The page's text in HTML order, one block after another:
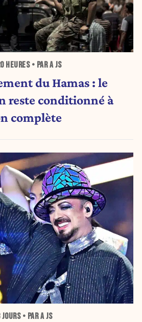
HEURES• PAR A JS
du Hamas : le
reste conditionné à
complète
• PAR A JS